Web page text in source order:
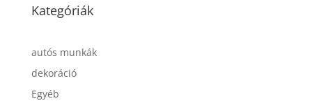
Kategóriák
autós munkák
dekoráció
Egyéb